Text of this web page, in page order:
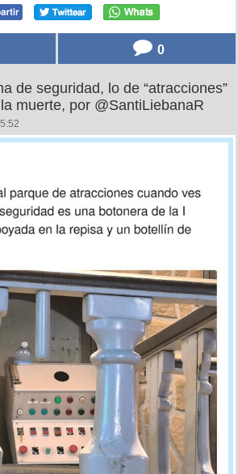
0
de seguridad, lo de “atracciones”
muerte, por @SantiLiebanaR